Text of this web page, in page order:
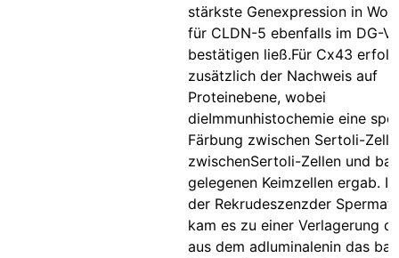
stärkste Genexpression in
für CLDN-5 ebenfalls im DG-
bestätigen ließ.Für Cx43
zusätzlich der Nachweis auf
Proteinebene, wobei
dieImmunhistochemie eine
Färbung zwischen Sertoli-
zwischenSertoli-Zellen und
gelegenen Keimzellen ergab.
der Rekrudeszenzder
kam es zu einer Verlagerung
aus dem adluminalenin das